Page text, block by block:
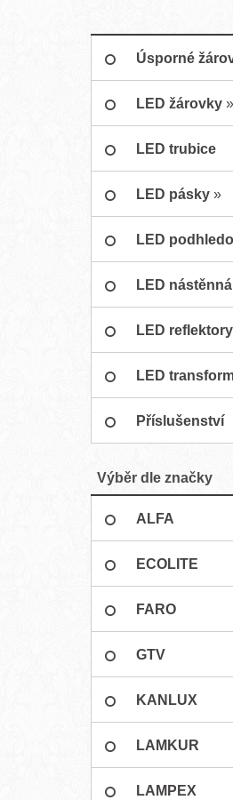
Úsporné
LED žárovky »
LED trubice
LED pásky »
LED
LED
LED reflektory
LED
Příslušenství
Výběr dle značky
ALFA
ECOLITE
FARO
GTV
KANLUX
LAMKUR
LAMPEX